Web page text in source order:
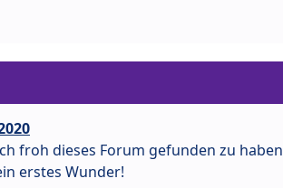
froh dieses Forum gefunden zu
erstes Wunder!